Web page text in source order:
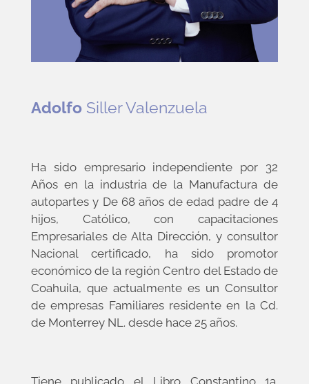
AdolfoSiller Valenzuela
Ha sido empresario independiente por 32
Años en la industria de la Manufactura de
autopartes y De 68 años de edad padre de 4
hijos, Católico, con capacitaciones
Empresariales de Alta Dirección, y consultor
Nacional certificado, ha sido promotor
económico de la región Centro del Estado de
Coahuila, que actualmente es un Consultor
de empresas Familiares residente en la Cd.
de Monterrey NL. desde hace 25 años.
Tiene publicado el Libro Constantino 1a.